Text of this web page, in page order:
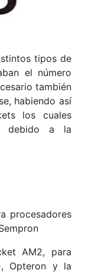
tipos de
el número
también
habiendo así
los cuales
debido a la
procesadores
AM2, para
Opteron y la